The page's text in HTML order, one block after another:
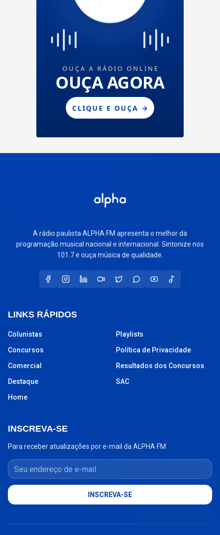
A rádio paulista ALPHA FM apresenta o melhor da
programação musical nacional e internacional. Sintonize nos
101.7 e ouça música de qualidade.
LINKS RÁPIDOS
Colunistas
Concursos
Comercial
Destaque
Home
Playlists
Política de Privacidade
Resultados dos Concursos
SAC
INSCREVA-SE
Para receber atualizações por e-mail da ALPHA FM
Seu endereço de e-mail
INSCREVA-SE